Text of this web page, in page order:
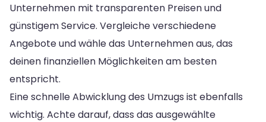
Unternehmen mit transparenten Preisen und
günstigem Service. Vergleiche verschiedene
Angebote und wähle das Unternehmen aus, das
deinen finanziellen Möglichkeiten am besten
entspricht.
Eine schnelle Abwicklung des Umzugs ist ebenfalls
wichtig. Achte darauf, dass das ausgewählte